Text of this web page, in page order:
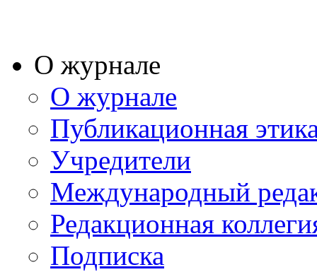
О журнале
О журнале
Публикационная
Учредители
Международный
Редакционная
Подписка